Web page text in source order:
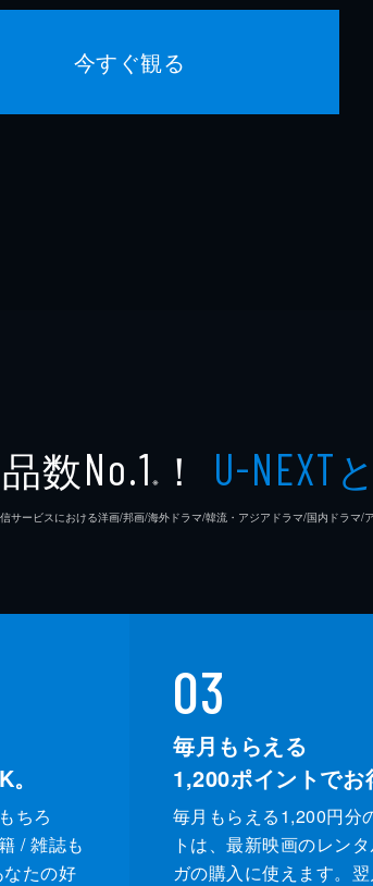
今すぐ観る
数No.1 ※ ！ U-NEXT
ービスにおける洋画/邦画/海外ドラマ/韓流・アジアドラマ/国内ドラマ/
ちろ
/ 雑誌も
たの好
03
毎月もらえる
1,200ポイントでお
毎月もらえる1,200円分
トは、最新映画のレン
ガの購入に使えます。